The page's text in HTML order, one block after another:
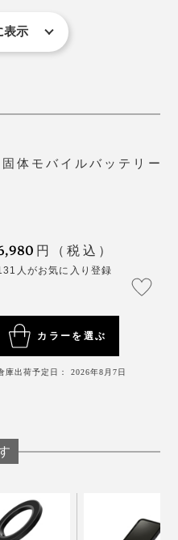
）で認定された最高難燃
ト素材を使用。炎を当て
PSEマークを取得、さら
133gとコンパクトで、
リックな質感の洗練デザ
シリコンラインの滑り止
負荷を低減することにも
す。
、9V／2.22A、12V／
9V/2A以上の出力アダプ
上（容量80％）
リカーボネート(V0グレー
トフォン、デバイス
ォン、タブレット、デバ
表示
体モバイルバッテリー
円（税込）
人がお気に入り登録
カラーを選ぶ
庫出荷予定日： 2026年8月7日